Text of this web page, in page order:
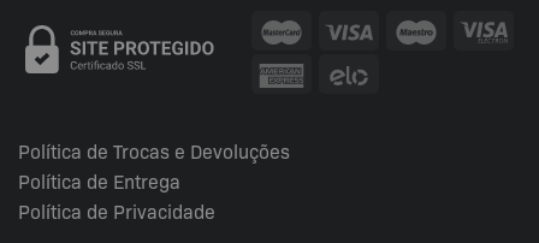
Política de Trocas e Devoluções
Política de Entrega
Política de Privacidade